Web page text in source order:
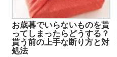
お歳暮でいらないものを貰
ってしまったらどうする？
貰う前の上手な断り方と対
処法